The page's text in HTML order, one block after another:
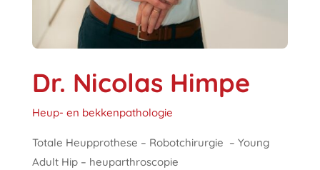
Dr. Nicolas Himpe
Heup- en bekkenpathologie
Totale Heupprothese – Robotchirurgie – Young
Adult Hip – heuparthroscopie